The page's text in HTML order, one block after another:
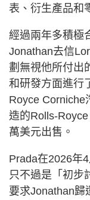
表、衍生產品和
經過兩年多積極
Jonathan去信
劃無視他所付出
和研發方面進行
Royce Corniche
造的Rolls-
萬美元出售。
Prada在2026年
只不過是「初步
要求Jonathan歸